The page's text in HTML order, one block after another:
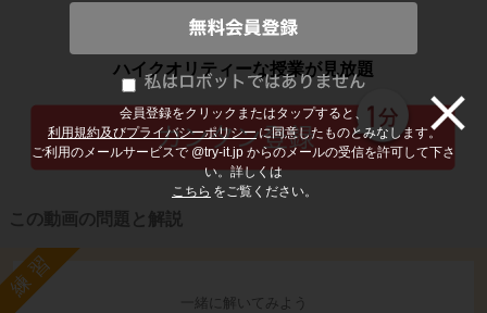
会員登録をクリックまたはタップすると、
利用規約及びプライバシーポリシー に同意したものとみなします。
ご利用のメールサービスで @try-it.jp からのメールの受信を許可して下さ
い。詳しくは
こちら をご覧ください。
子どもの勉強から大人の学び直しまで
ハイクオリティーな授業が見放題
この動画の問題と解説
練習
一緒に解いてみよう